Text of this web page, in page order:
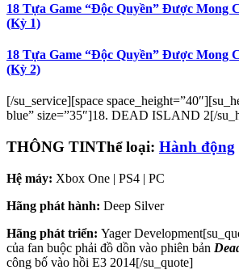
18 Tựa Game “Độc Quyền” Được Mong
(Kỳ 1)
18 Tựa Game “Độc Quyền” Được Mong
(Kỳ 2)
[/su_service][space
blue” size=”35″]18. DEAD ISLAND 2[/
THÔNG TINThể loại: Hành động
Hệ máy: Xbox One | PS4 | PC
Hãng phát hành: Deep Silver
Hãng phát triển: Yager
của fan buộc phải đồ dồn vào phiên bản
công bố vào hồi E3 2014[/su_quote]